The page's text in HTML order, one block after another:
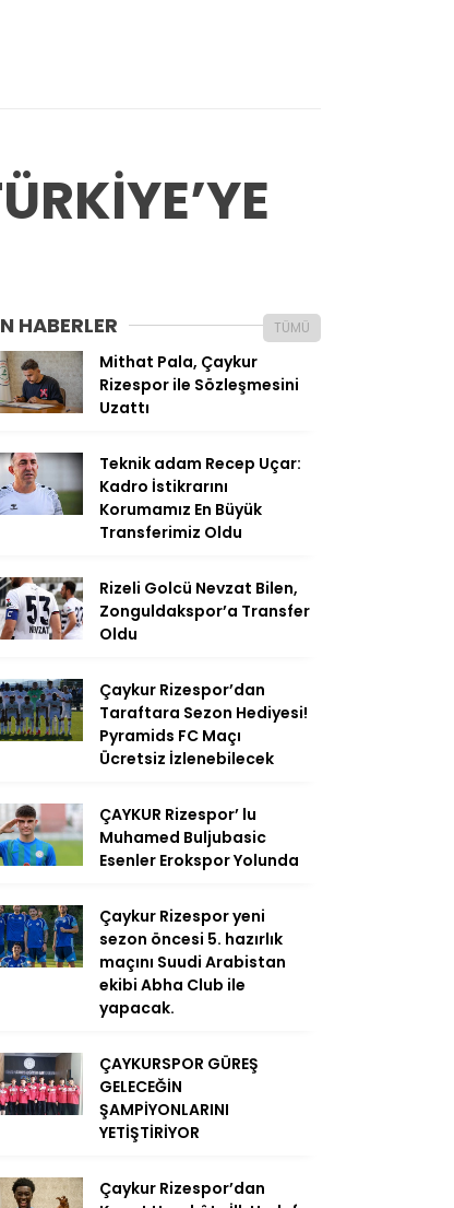
HABERLER TÜMÜ
Mithat Pala, Çaykur
Rizespor ile Sözleşmesini
Uzattı
Teknik adam Recep Uçar:
Kadro İstikrarını
Korumamız En Büyük
Transferimiz Oldu
Rizeli Golcü Nevzat Bilen,
Zonguldakspor’a Transfer
Oldu
Çaykur Rizespor’dan
Taraftara Sezon Hediyesi!
Pyramids FC Maçı
Ücretsiz İzlenebilecek
ÇAYKUR Rizespor’ lu
Muhamed Buljubasic
Esenler Erokspor Yolunda
Çaykur Rizespor yeni
sezon öncesi 5. hazırlık
maçını Suudi Arabistan
ekibi Abha Club ile
yapacak.
ÇAYKURSPOR GÜREŞ
GELECEĞİN
ŞAMPİYONLARINI
YETİŞTİRİYOR
Çaykur Rizespor’dan